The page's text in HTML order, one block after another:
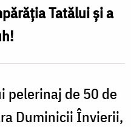
Tatălui și a
pelerinaj de 50 de
Duminicii Învierii,